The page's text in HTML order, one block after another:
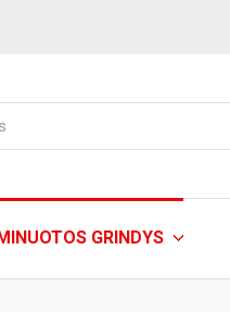
GRINDYS